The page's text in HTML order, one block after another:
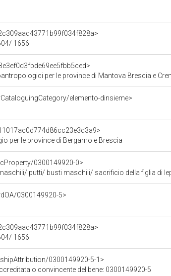
1656
per le province di Mantova Brescia e
elemento-dinsieme>
per le province di Bergamo e Brescia
0300149920-0>
busti maschili/ sacrificio della figlia di Iephte (decorazione
0300149920-5>
1656
0300149920-5-1>
o convincente del bene: 0300149920-5